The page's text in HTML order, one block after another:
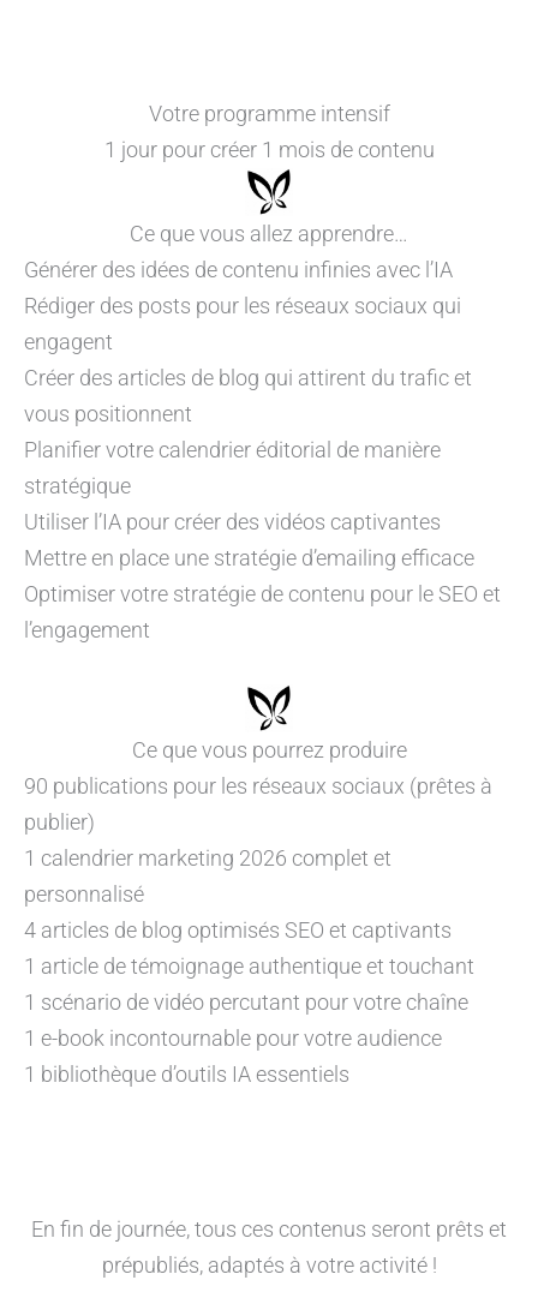
Votre programme intensif
1 jour pour créer 1 mois de contenu
Ce que vous allez apprendre…
Générer des idées de contenu infinies avec l’IA
Rédiger des posts pour les réseaux sociaux qui
engagent
Créer des articles de blog qui attirent du trafic et
vous positionnent
Planifier votre calendrier éditorial de manière
stratégique
Utiliser l’IA pour créer des vidéos captivantes
Mettre en place une stratégie d’emailing efficace
Optimiser votre stratégie de contenu pour le SEO et
l’engagement
Ce que vous pourrez produire
90 publications pour les réseaux sociaux (prêtes à
publier)
1 calendrier marketing 2026 complet et
personnalisé
4 articles de blog optimisés SEO et captivants
1 article de témoignage authentique et touchant
1 scénario de vidéo percutant pour votre chaîne
1 e-book incontournable pour votre audience
1 bibliothèque d’outils IA essentiels
En fin de journée, tous ces contenus seront prêts et
prépubliés, adaptés à votre activité !